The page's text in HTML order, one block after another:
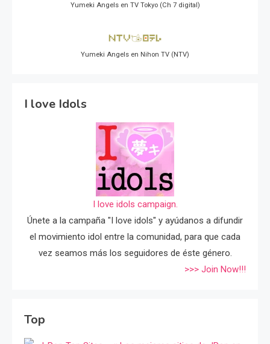
Yumeki Angels en TV Tokyo (Ch 7 digital)
Yumeki Angels en Nihon TV (NTV)
I love Idols
I love idols campaign.
Únete a la campaña "I love idols" y ayúdanos a difundir
el movimiento idol entre la comunidad, para que cada
vez seamos más los seguidores de éste género.
>>> Join Now!!!
Top